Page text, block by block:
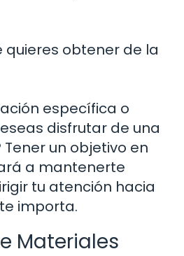
quieres obtener de la
específica o
disfrutar de una
un objetivo en
a mantenerte
tu atención hacia
importa.
Materiales